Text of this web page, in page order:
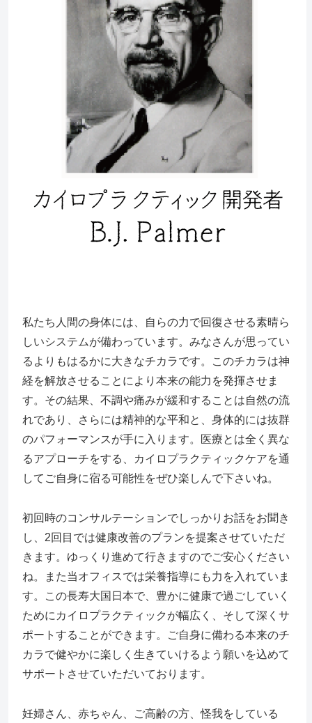
私たち人間の身体には、自らの力で回復させる素晴ら
しいシステムが備わっています。みなさんが思ってい
るよりもはるかに大きなチカラです。このチカラは神
経を解放させることにより本来の能力を発揮させま
す。その結果、不調や痛みが緩和することは自然の流
れであり、さらには精神的な平和と、身体的には抜群
のパフォーマンスが手に入ります。医療とは全く異な
るアプローチをする、カイロプラクティックケアを通
してご自身に宿る可能性をぜひ楽しんで下さいね。
初回時のコンサルテーションでしっかりお話をお聞き
し、2回目では健康改善のプランを提案させていただ
きます。ゆっくり進めて行きますのでご安心ください
ね。また当オフィスでは栄養指導にも力を入れていま
す。この長寿大国日本で、豊かに健康で過ごしていく
ためにカイロプラクティックが幅広く、そして深くサ
ポートすることができます。ご自身に備わる本来のチ
カラで健やかに楽しく生きていけるよう願いを込めて
サポートさせていただいております。
妊婦さん、赤ちゃん、ご高齢の方、怪我をしている